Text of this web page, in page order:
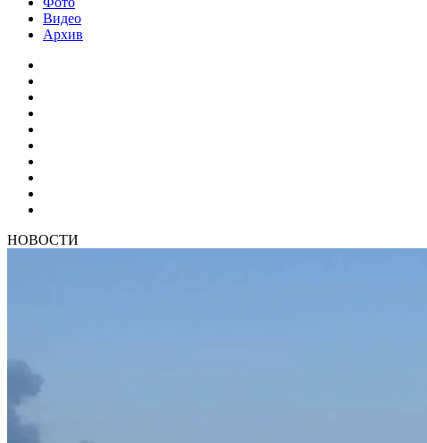
Видео
Архив
НОВОСТИ